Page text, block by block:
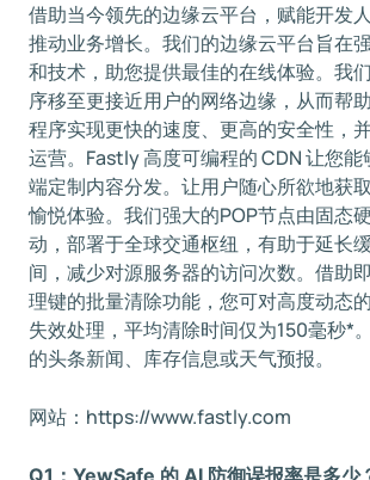
借助当今领先的边缘云平台，赋能开发
推动业务增长。我们的边缘云平台旨在
和技术，助您提供最佳的在线体验。我
序移至更接近用户的网络边缘，从而帮
程序实现更快的速度、更高的安全性，
运营。Fastly 高度可编程的 CDN 让您
端定制内容分发。让用户随心所欲地获
愉悦体验。我们强大的POP节点由固态
动，部署于全球交通枢纽，有助于延长
间，减少对源服务器的访问次数。借助
理键的批量清除功能，您可对高度动态
失效处理，平均清除时间仅为150毫秒*
的头条新闻、库存信息或天气预报。
网站：https://www.fastly.com